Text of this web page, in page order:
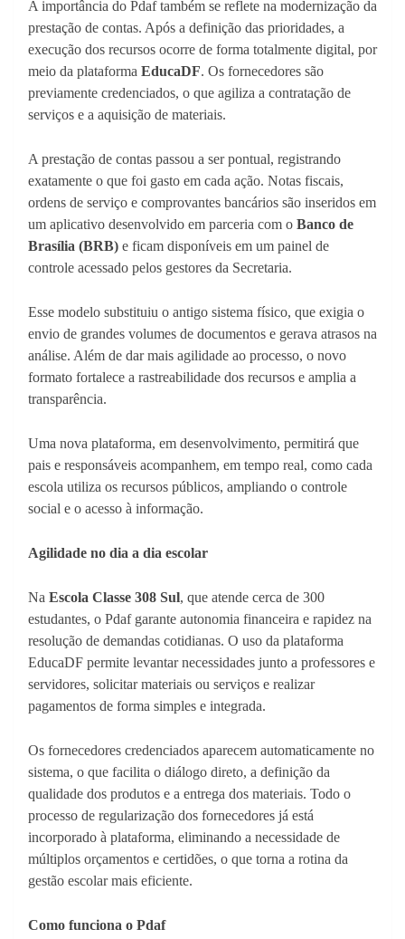
A importância do Pdaf também se reflete na modernização da
prestação de contas. Após a definição das prioridades, a
execução dos recursos ocorre de forma totalmente digital, por
meio da plataforma EducaDF. Os fornecedores são
previamente credenciados, o que agiliza a contratação de
serviços e a aquisição de materiais.
A prestação de contas passou a ser pontual, registrando
exatamente o que foi gasto em cada ação. Notas fiscais,
ordens de serviço e comprovantes bancários são inseridos em
um aplicativo desenvolvido em parceria com o Banco de
Brasília (BRB) e ficam disponíveis em um painel de
controle acessado pelos gestores da Secretaria.
Esse modelo substituiu o antigo sistema físico, que exigia o
envio de grandes volumes de documentos e gerava atrasos na
análise. Além de dar mais agilidade ao processo, o novo
formato fortalece a rastreabilidade dos recursos e amplia a
transparência.
Uma nova plataforma, em desenvolvimento, permitirá que
pais e responsáveis acompanhem, em tempo real, como cada
escola utiliza os recursos públicos, ampliando o controle
social e o acesso à informação.
Agilidade no dia a dia escolar
Na Escola Classe 308 Sul, que atende cerca de 300
estudantes, o Pdaf garante autonomia financeira e rapidez na
resolução de demandas cotidianas. O uso da plataforma
EducaDF permite levantar necessidades junto a professores e
servidores, solicitar materiais ou serviços e realizar
pagamentos de forma simples e integrada.
Os fornecedores credenciados aparecem automaticamente no
sistema, o que facilita o diálogo direto, a definição da
qualidade dos produtos e a entrega dos materiais. Todo o
processo de regularização dos fornecedores já está
incorporado à plataforma, eliminando a necessidade de
múltiplos orçamentos e certidões, o que torna a rotina da
gestão escolar mais eficiente.
Como funciona o Pdaf